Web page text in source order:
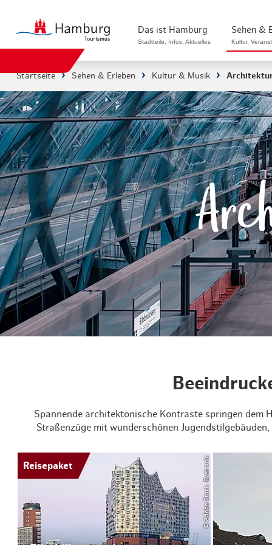
Das ist Hamburg
Stadtteile, Infos, Aktuelles
Stadtteile in Hamburg
Die Welt in Hamburg
Hamburg nachhaltig erleben
Ein Tag in Hamburg
Hamburg das ganze Jahr
Hamburg für...
Infos & Mobilität
Sehen &
Kultur,
Kultur &
Musicals &
Hamburg
Rundfahrten
Radfahren in
Routen &
Historisches
Grüne
Startseite Sehen & Erleben Kultur & Musik
Spannende architektonische Kontraste springen dem
Straßenzüge mit wunderschönen
© Adobe Stock, Eyetronic
Reisepaket